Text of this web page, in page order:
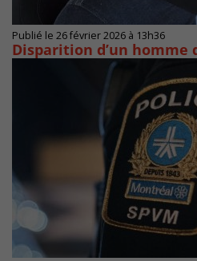
Publié le 26 février 2026 à 13h36
Disparition d’un homme